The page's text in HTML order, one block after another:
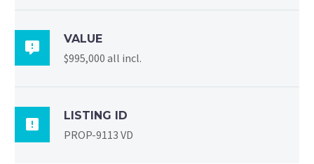

VALUE
$995,000 all incl.

LISTING ID
PROP-9113 VD